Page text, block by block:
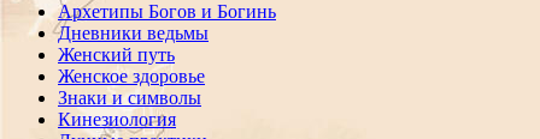
Архетипы Богов и Богинь
Дневники ведьмы
Женский путь
Женское здоровье
Знаки и символы
Кинезиология